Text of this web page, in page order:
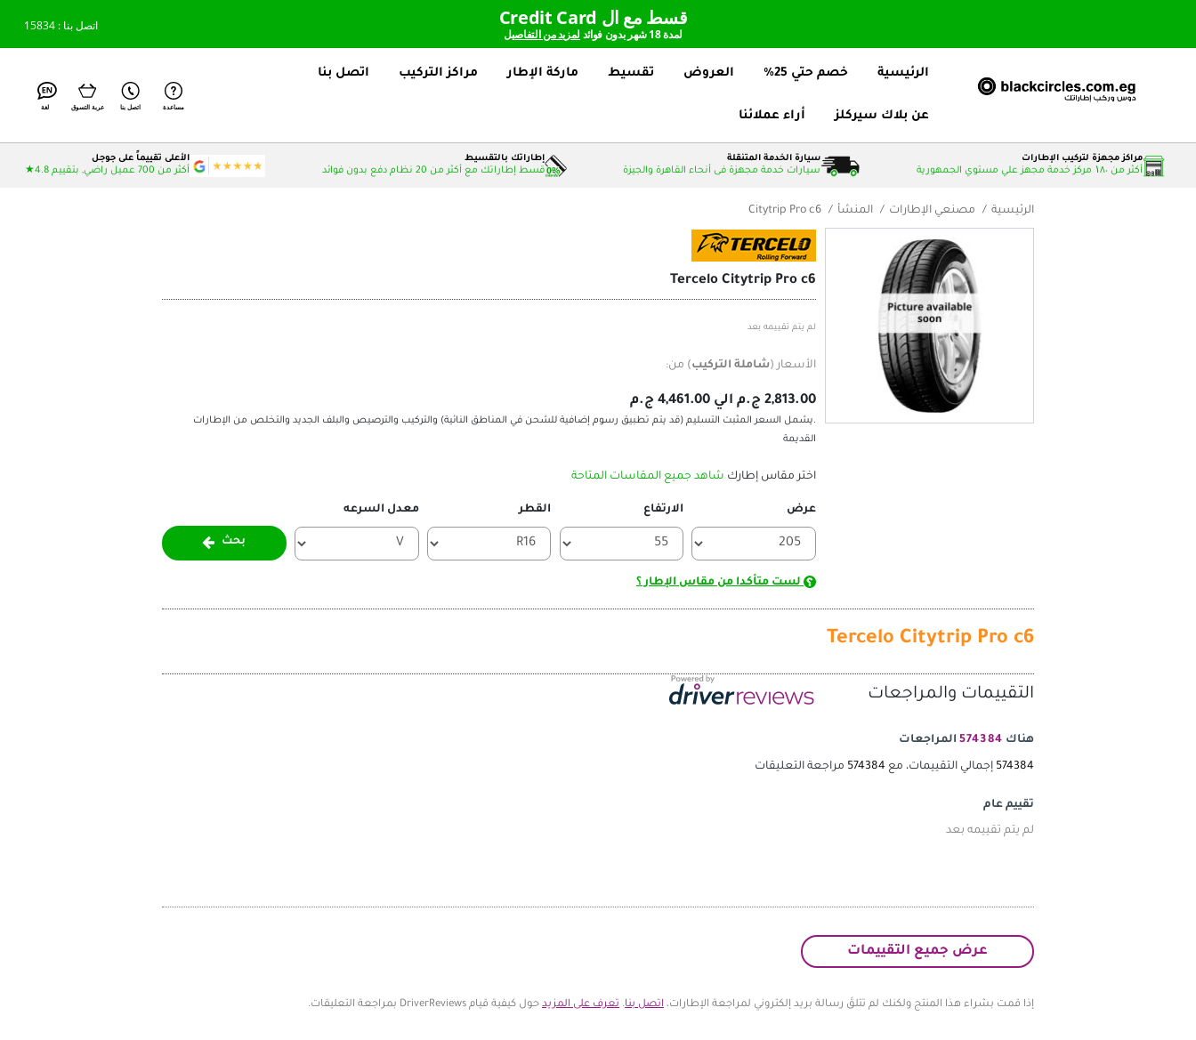
اتصل بنا : 15834 قسط مع ال Credit Card
لمدة 18 شهر بدون فوائد لمزيد من التفاصيل
الرئيسية خصم حتي 25% العروض تقسيط ماركة الإطار مراكز التركيب اتصل بنا
عن بلاك سيركلز أراء عملائنا
مساعدة اتصل بنا عربة التسوق لغة
مراكز مجهزة لتركيب الإطارات
أكثر من ۱٨٠ مركز خدمة مجهز علي مستوي الجمهورية
سيارة الخدمة المتنقلة
سيارات خدمة مجهزة فى أنحاء القاهرة والجيزة
إطاراتك بالتقسيط
قسط إطاراتك مع أكثر من 20 نظام دفع بدون فوائد
الأعلى تقييماً على جوجل
أكثر من 700 عميل راضي, بتقييم 4.8★
الرئيسية مصنعي الإطارات المنشأ Citytrip Pro c6
Tercelo Citytrip Pro c6
لم يتم تقييمه بعد
الأسعار (شاملة التركيب) من:
2,813.00 ج.م الي 4,461.00 ج.م
.يشمل السعر المثبت التسليم (قد يتم تطبيق رسوم إضافية للشحن في المناطق النائية) والتركيب والترصيص والبلف الجديد والتخلص من الإطارات
القديمة
اختر مقاس إطارك شاهد جميع المقاسات المتاحة
عرض الارتفاع القطر معدل السرعه
بحث
لست متأكدا من مقاس الإطار ؟
Tercelo Citytrip Pro c6
التقييمات والمراجعات
هناك 574384 المراجعات
574384 إجمالي التقييمات، مع 574384 مراجعة التعليقات
تقييم عام
لم يتم تقييمه بعد
عرض جميع التقييمات
إذا قمت بشراء هذا المنتج ولكنك لم تتلقَ رسالة بريد إلكتروني لمراجعة الإطارات، اتصل بنا. تعرف على المزيد حول كيفية قيام DriverReviews بمراجعة التعليقات.